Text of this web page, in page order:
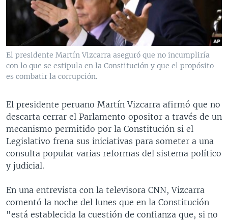
VENEZUELA
NICARAGUA
ECONOMÍA
ENTRETENIMIENTO Y CULTURA
TECNOLOGÍA
DEPORTES
MULTIMEDIA
FOTOGRAFÍA
AUDIOS
PROGRAMAS TV
EL MUNDO AL DÍA
FORO INTERAMERICANO
LAS CLAVES
PANORAMA
RADIO
AVANCE INFORMATIVO
BUENOS DÍAS AMÉRICA
ESTADOS UNIDOS AL DÍA
EL MUNDO AL DÍA [RADIO]
FORO [RADIO]
NOTA ECONÓMICA
ENTRETENIMIENTO
DIRECT
DOCUMENTALES DE LA VOA
Learning English
SÍGANOS
El presidente Martín Vizcarra aseguró que no incumpliría
con lo que se estipula en la Constitución y que el propósito
es combatir la corrupción.
El presidente peruano Martín Vizcarra afirmó que no
descarta cerrar el Parlamento opositor a través de un
mecanismo permitido por la Constitución si el
Legislativo frena sus iniciativas para someter a una
consulta popular varias reformas del sistema político
y judicial.
En una entrevista con la televisora CNN, Vizcarra
comentó la noche del lunes que en la Constitución
"está establecida la cuestión de confianza que, si no